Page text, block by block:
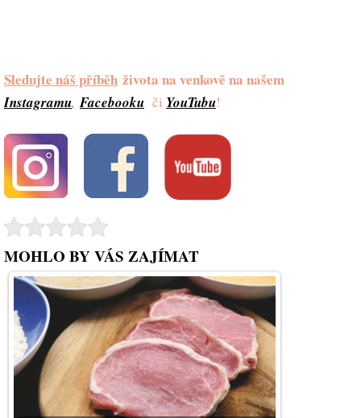
Sledujte náš příběh života na venkově na našem
Instagramu, Facebooku či YouTubu!
MOHLO BY VÁS ZAJÍMAT